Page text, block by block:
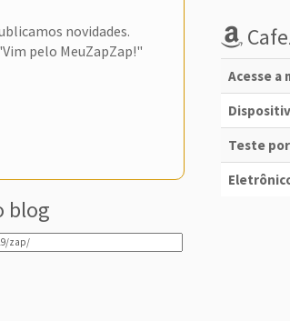
novidades.
pelo MeuZapZap!"
blog
Acesse
Teste